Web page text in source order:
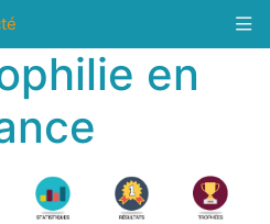
en